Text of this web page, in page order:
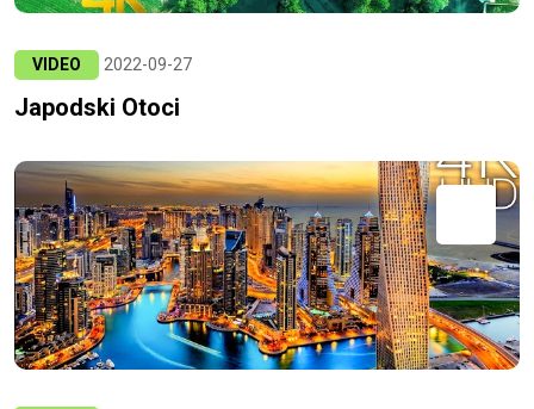
VIDEO 2022-09-27
Japodski Otoci